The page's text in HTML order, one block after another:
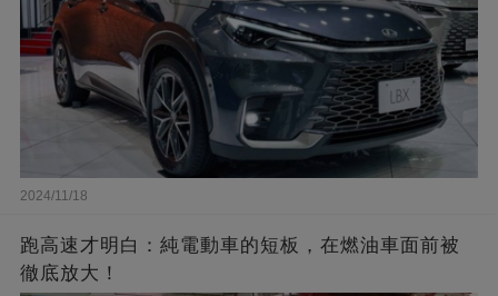
2024/11/18
跑高速才明白：純電動車的短板，在燃油車面前被
徹底放大！